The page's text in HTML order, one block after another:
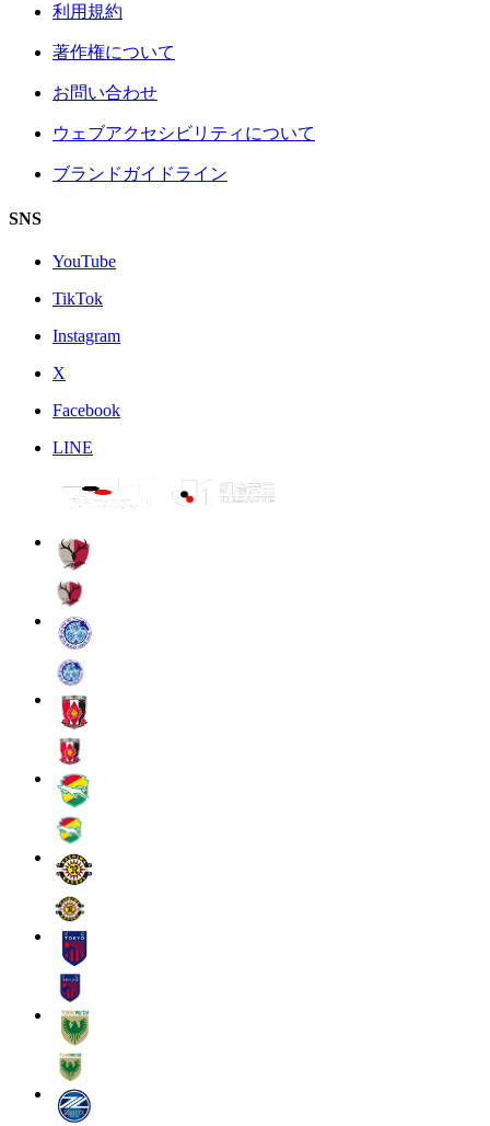
利用規約
著作権について
お問い合わせ
ウェブアクセシビリティについて
ブランドガイドライン
SNS
YouTube
TikTok
Instagram
X
Facebook
LINE